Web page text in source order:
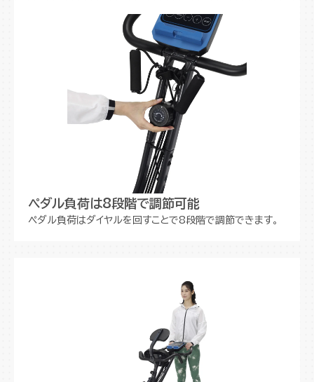
ペダル負荷は8段階で調節可能
ペダル負荷はダイヤルを回すことで8段階で調節できます。